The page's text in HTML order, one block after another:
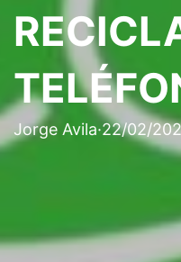
Jorge Avila·22/02/